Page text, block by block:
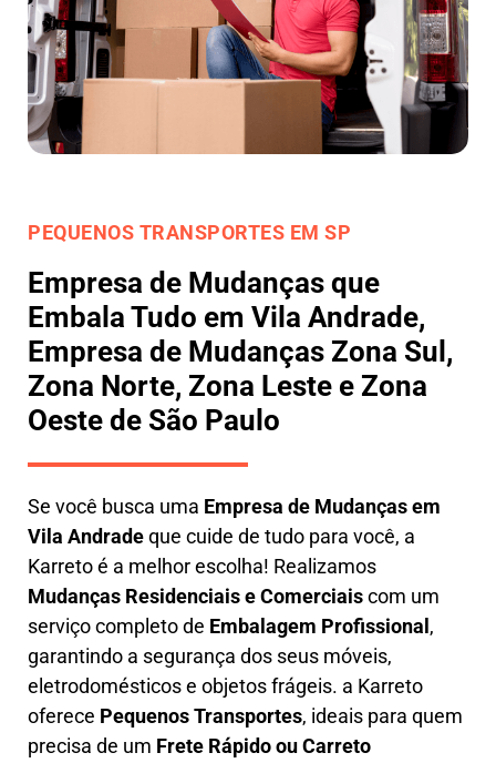
PEQUENOS TRANSPORTES EM SP
Empresa de Mudanças que
Embala Tudo em Vila Andrade,
Empresa de Mudanças Zona Sul,
Zona Norte, Zona Leste e Zona
Oeste de São Paulo
Se você busca uma Empresa de Mudanças em
Vila Andradeque cuide de tudo para você, a
Karretoé a melhor escolha! Realizamos
Mudanças Residenciais e Comerciaiscom um
serviço completo de Embalagem Profissional ,
garantindo a segurança dos seus móveis,
eletrodomésticos e objetos frágeis. a Karreto
oferece Pequenos Transportes, ideais para quem
precisa de um Frete Rápido ou Carreto